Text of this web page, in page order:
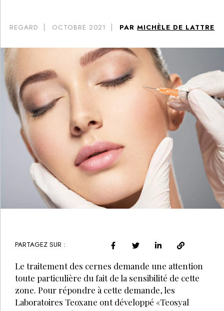
REGARD OCTOBRE 2021 PAR MICHÈLE DE LATTRE
PARTAGEZ SUR :
Le traitement des cernes demande une attention
toute particulière du fait de la sensibilité de cette
zone. Pour répondre à cette demande, les
Laboratoires Teoxane ont développé «Teosyal